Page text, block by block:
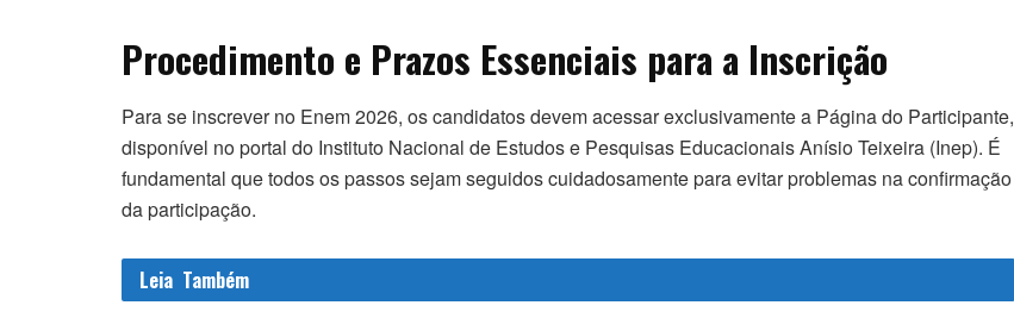
Procedimento e Prazos Essenciais para a Inscrição
Para se inscrever no Enem 2026, os candidatos devem acessar exclusivamente a Página do Participante,
disponível no portal do Instituto Nacional de Estudos e Pesquisas Educacionais Anísio Teixeira (Inep). É
fundamental que todos os passos sejam seguidos cuidadosamente para evitar problemas na confirmação
da participação.
Leia Também